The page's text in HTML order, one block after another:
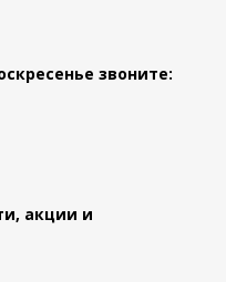
звоните:
акции и